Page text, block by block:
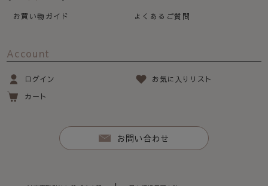
お買い物ガイド よくあるご質問
Account
ログイン
お気に入りリスト
カート
お問い合わせ